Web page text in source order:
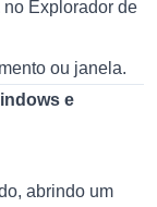
no Explorador de
ou janela.
e
abrindo um